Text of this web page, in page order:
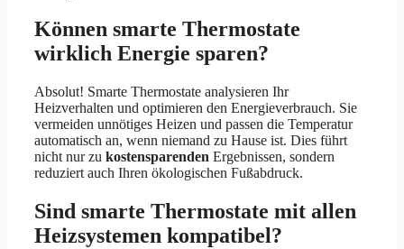
Können smarte Thermostate
wirklich Energie sparen?
Absolut! Smarte Thermostate analysieren Ihr
Heizverhalten und optimieren den Energieverbrauch. Sie
vermeiden unnötiges Heizen und passen die Temperatur
automatisch an, wenn niemand zu Hause ist. Dies führt
nicht nur zu kostensparenden Ergebnissen, sondern
reduziert auch Ihren ökologischen Fußabdruck.
Sind smarte Thermostate mit allen
Heizsystemen kompatibel?